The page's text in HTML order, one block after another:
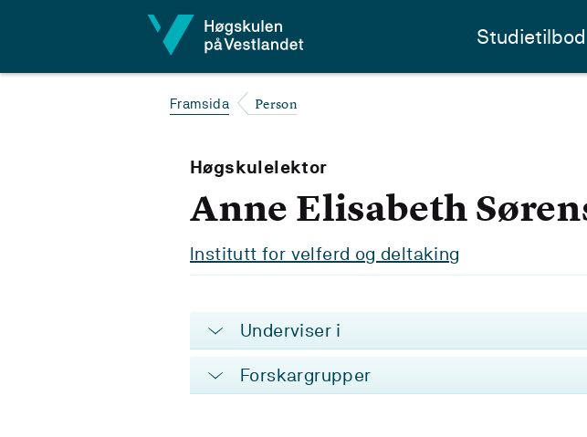
Studietilbod
Framsida Person
Høgskulelektor
Anne Elisabeth
Institutt for velferd og deltaking
Underviser i
Forskargrupper